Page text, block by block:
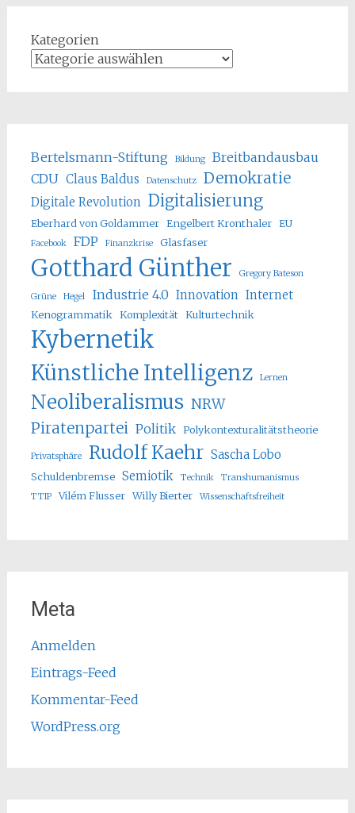
Kategorien
Bertelsmann-Stiftung Bildung
Breitbandausbau
CDU Claus Baldus Datenschutz Demokratie
Digitale Revolution Digitalisierung
Eberhard von Goldammer Engelbert Kronthaler EU
Facebook FDP Finanzkrise Glasfaser
Gotthard Günther Gregory Bateson
Grüne Hegel Industrie 4.0 Innovation Internet
Kenogrammatik Komplexität Kulturtechnik
Kybernetik
Künstliche Intelligenz Lernen
Neoliberalismus NRW
Piratenpartei Politik Polykontexturalitätstheorie
Privatsphäre Rudolf Kaehr Sascha Lobo
Schuldenbremse Semiotik Technik
Transhumanismus
TTIP
Vilém Flusser Willy Bierter Wissenschaftsfreiheit
Meta
Anmelden
Eintrags-Feed
Kommentar-Feed
WordPress.org